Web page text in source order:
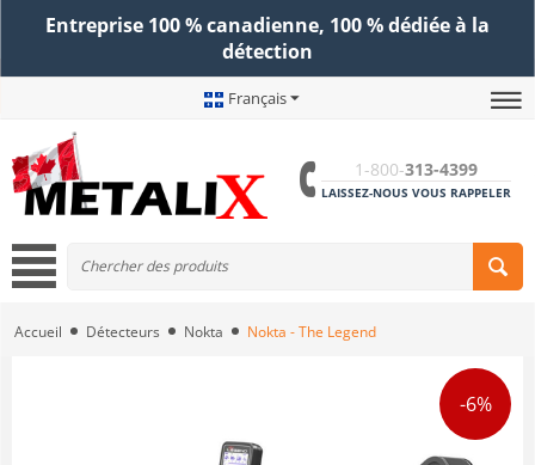
Entreprise 100 % canadienne, 100 % dédiée à la
détection
Français
1-800-313-4399
LAISSEZ-NOUS VOUS RAPPELER
Accueil Détecteurs Nokta Nokta - The Legend
-6%